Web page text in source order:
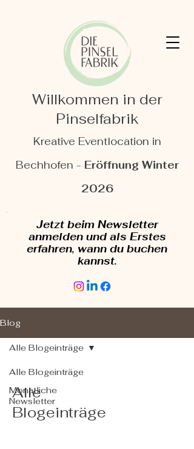
Willkommen in der
Pinselfabrik
Kreative Eventlocation in
Bechhofen - Eröffnung Winter
2026
Jetzt beim Newsletter
anmelden und als Erstes
erfahren, wann du buchen
kannst.
Blog
Alle Blogeinträge
Monatliche
Newsletter
Alle Blogeinträge
Alle
Blogeinträge